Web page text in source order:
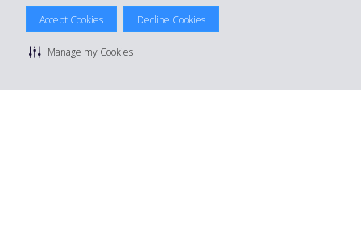
Accept Cookies Decline Cookies
Manage my Cookies
© 2026 The Hertz System, Inc.
Politique de confidentialité | Conditions d'utilisation du site
Conditions de location |